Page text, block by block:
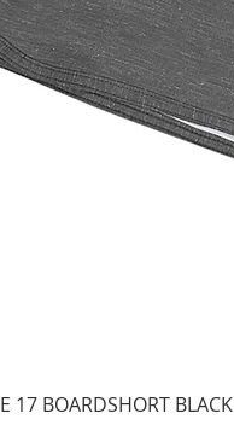
17 BOARDSHORT BLACK